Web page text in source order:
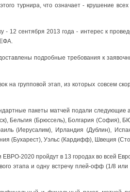
турнира, что означает - крушение
- 12 сентября 2013 года - интерес к
подробные требования к
на групповой этап, из которых совсем
пакеты матчей подали следующие
Бельгия (Брюссель), Болгария (София),
(Иерусалим), Ирландия (Дублин),
(Бухарест), Уэльс (Кардифф), Швеция
2020 пройдут в 13 городах во всей
этапа и одну встречу плей-офф (1/8